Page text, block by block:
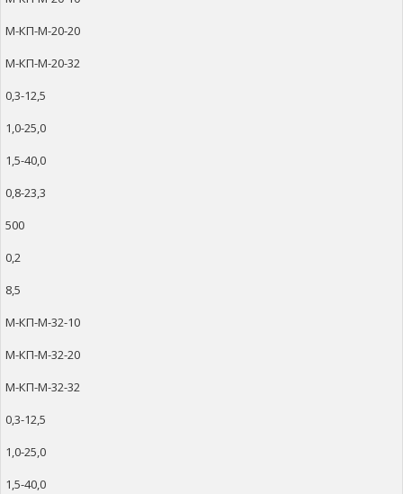
М-КП-М-20-20
М-КП-М-20-32
0,3-12,5
1,0-25,0
1,5-40,0
0,8-23,3
500
0,2
8,5
М-КП-М-32-10
М-КП-М-32-20
М-КП-М-32-32
0,3-12,5
1,0-25,0
1,5-40,0